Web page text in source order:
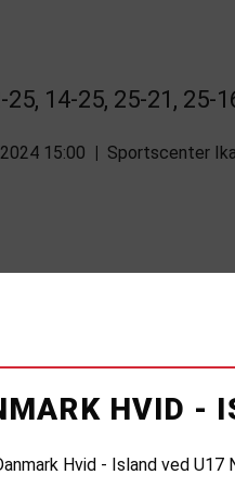
25, 14-25, 25-21, 25-
15:00 Sportscenter
HVID -
Hvid - Island ved U17